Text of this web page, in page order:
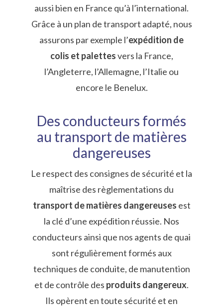
aussi bien en France qu’à l’international.
Grâce à un plan de transport adapté, nous
assurons par exemple l’expédition de
colis et palettesvers la France,
l’Angleterre, l’Allemagne, l’Italie ou
encore le Benelux.
Des conducteurs formés
au transport de matières
dangereuses
Le respect des consignes de sécurité et la
maîtrise des règlementations du
transport de matières dangereuses est
la clé d’une expédition réussie. Nos
conducteurs ainsi que nos agents de quai
sont régulièrement formés aux
techniques de conduite, de manutention
et de contrôle des produits dangereux.
Ils opèrent en toute sécurité et en